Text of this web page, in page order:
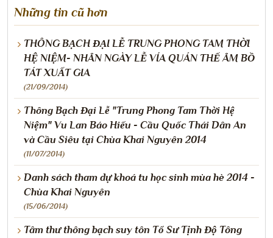
Những tin cũ hơn
THÔNG BẠCH ĐẠI LỄ TRUNG PHONG TAM THỜI
HỆ NIỆM- NHÂN NGÀY LỄ VÍA QUÁN THẾ ÂM BỒ
TÁT XUẤT GIA
(21/09/2014)
Thông Bạch Đại Lễ "Trung Phong Tam Thời Hệ
Niệm" Vu Lan Báo Hiếu - Cầu Quốc Thái Dân An
và Cầu Siêu tại Chùa Khai Nguyên 2014
(11/07/2014)
Danh sách tham dự khoá tu học sinh mùa hè 2014 -
Chùa Khai Nguyên
(15/06/2014)
Tâm thư thông bạch suy tôn Tổ Sư Tịnh Độ Tông